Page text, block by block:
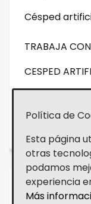
Césped
TRABAJA
CESPED
NOVEDADES
Aviso legal
Política de
Esta página
otras
podamos
experiencia
Más